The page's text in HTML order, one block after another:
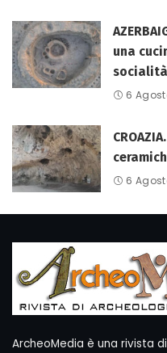
una
socialità
6
6
ArcheoMedia è una rivista